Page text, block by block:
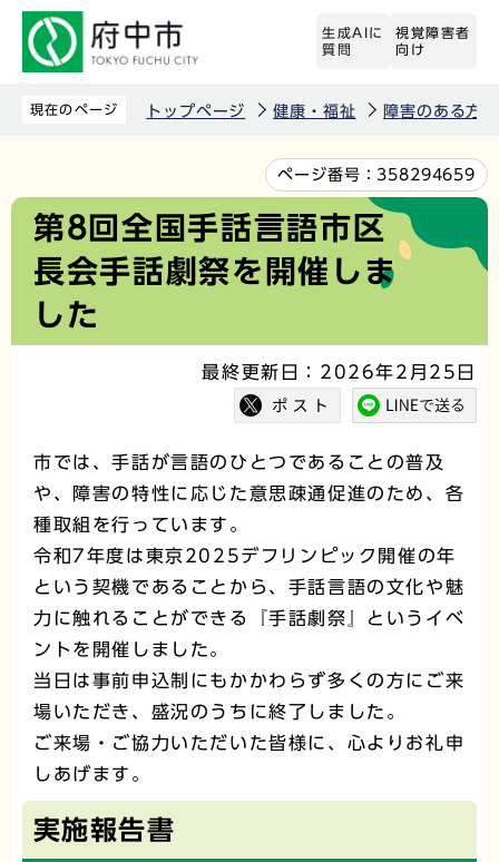
先
生成AIに
質問
視覚障害者
向け
現在のページ トップページ 健康・福祉 障害のある方
文
ページ番号： 358294659
第8回全国手話言語市区
長会手話劇祭を開催しま
した
最終更新日：2026年2月25日
市では、手話が言語のひとつであることの普及
や、障害の特性に応じた意思疎通促進のため、各
種取組を行っています。
令和7年度は東京2025デフリンピック開催の年
という契機であることから、手話言語の文化や魅
力に触れることができる『手話劇祭』というイベ
ントを開催しました。
当日は事前申込制にもかかわらず多くの方にご来
場いただき、盛況のうちに終了しました。
ご来場・ご協力いただいた皆様に、心よりお礼申
しあげます。
実施報告書